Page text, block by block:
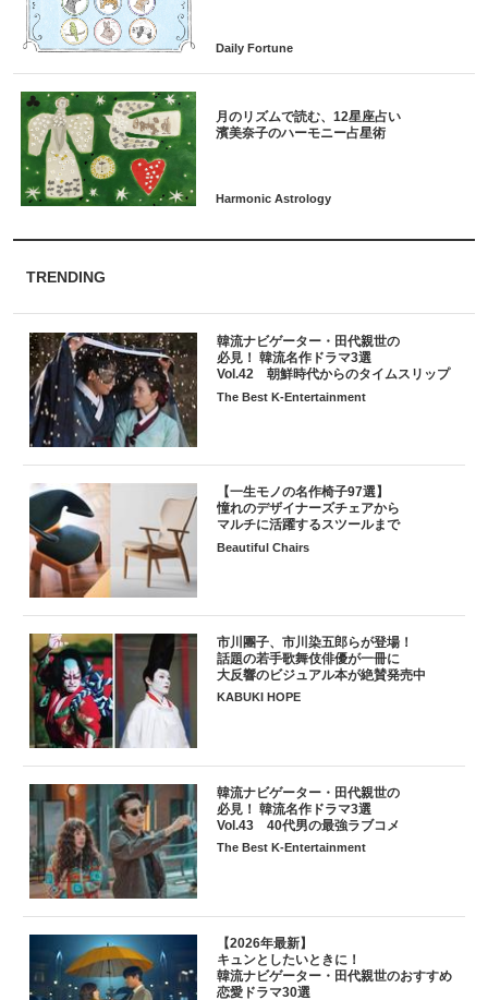
月のリズムで読む、12星座占い
TRENDING
韓流ナビゲーター・田代親世の
必見！ 韓流名作ドラマ3選
Vol.42 朝鮮時代からのタイムスリップ
The Best K-Entertainment
【一生モノの名作椅子97選】
憧れのデザイナーズチェアから
マルチに活躍するスツールまで
Beautiful Chairs
市川團子、市川染五郎らが登場！
話題の若手歌舞伎俳優が一冊に
大反響のビジュアル本が絶賛発売中
KABUKI HOPE
韓流ナビゲーター・田代親世の
必見！ 韓流名作ドラマ3選
Vol.43 40代男の最強ラブコメ
The Best K-Entertainment
【2026年最新】
キュンとしたいときに！
韓流ナビゲーター・田代親世のおすすめ
恋愛ドラマ30選